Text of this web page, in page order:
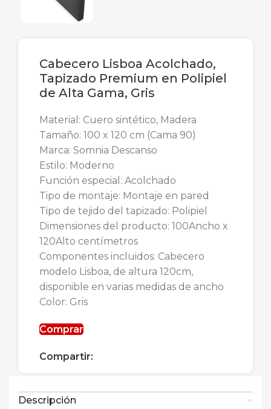
Cabecero Lisboa Acolchado,
Tapizado Premium en Polipiel
de Alta Gama, Gris
Material: Cuero sintético, Madera
Tamaño: 100 x 120 cm (Cama 90)
Marca: Somnia Descanso
Estilo: Moderno
Función especial: Acolchado
Tipo de montaje: Montaje en pared
Tipo de tejido del tapizado: Polipiel
Dimensiones del producto: 100Ancho x
120Alto centímetros
Componentes incluidos: Cabecero
modelo Lisboa, de altura 120cm,
disponible en varias medidas de ancho
Color: Gris
Comprar
Compartir:
Descripción